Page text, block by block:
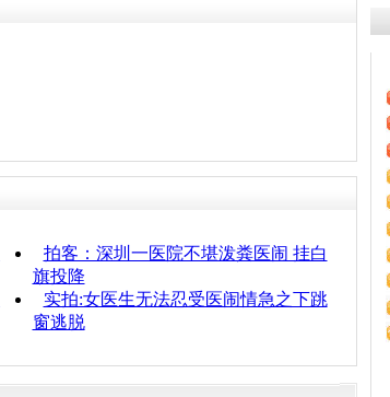
拍客：深圳一医院不堪泼粪医闹 挂白
旗投降
实拍:女医生无法忍受医闹情急之下跳
窗逃脱